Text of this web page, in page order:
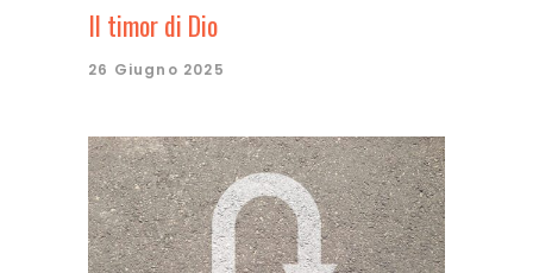
Il timor di Dio
26 Giugno 2025